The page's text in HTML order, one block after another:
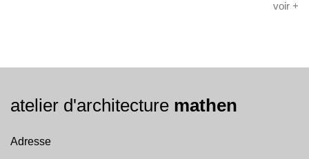
voir +
atelier d'architecture mathen
Adresse